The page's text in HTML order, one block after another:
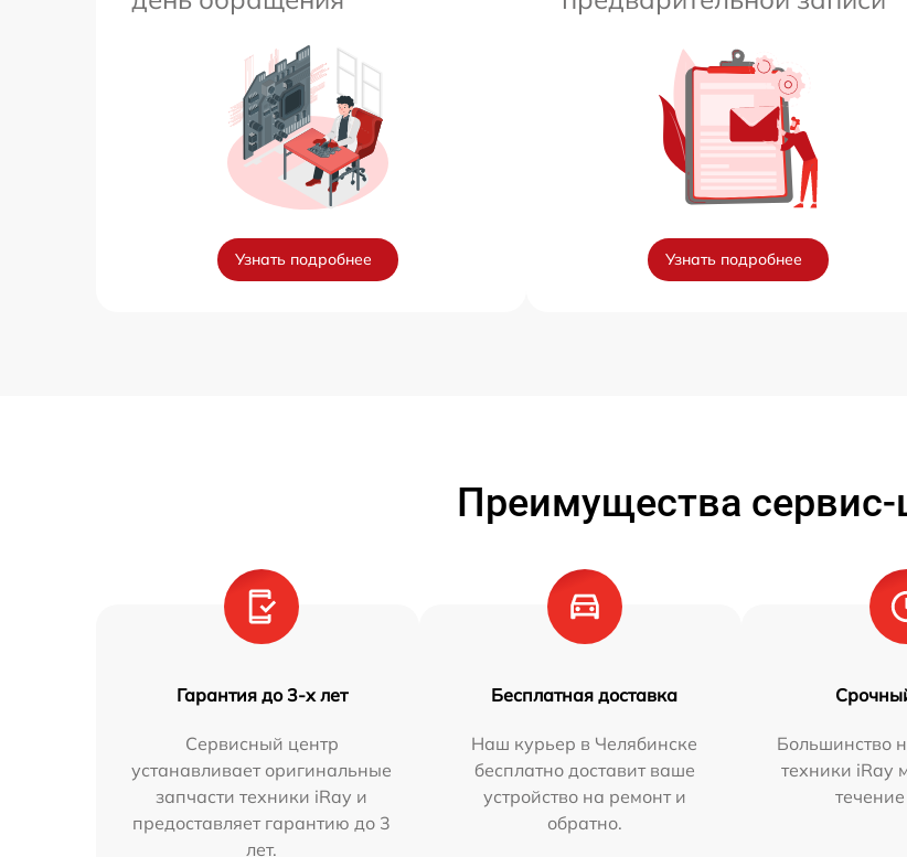
Узнать подробнее Узнать подробнее
Преимущества сервис-
Гарантия до 3-х лет
Сервисный центр
устанавливает оригинальные
запчасти техники iRay и
предоставляет гарантию до 3
лет.
Бесплатная доставка
Наш курьер в Челябинске
бесплатно доставит ваше
устройство на ремонт и
обратно.
Большинство
техники iRay